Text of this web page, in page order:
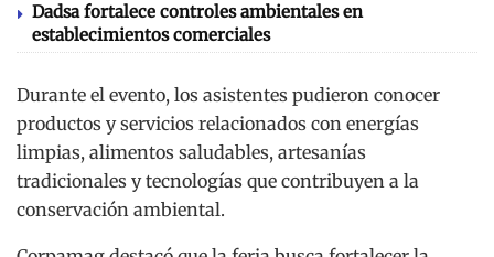
Dadsa fortalece controles ambientales en
establecimientos comerciales
Durante el evento, los asistentes pudieron conocer
productos y servicios relacionados con energías
limpias, alimentos saludables, artesanías
tradicionales y tecnologías que contribuyen a la
conservación ambiental.